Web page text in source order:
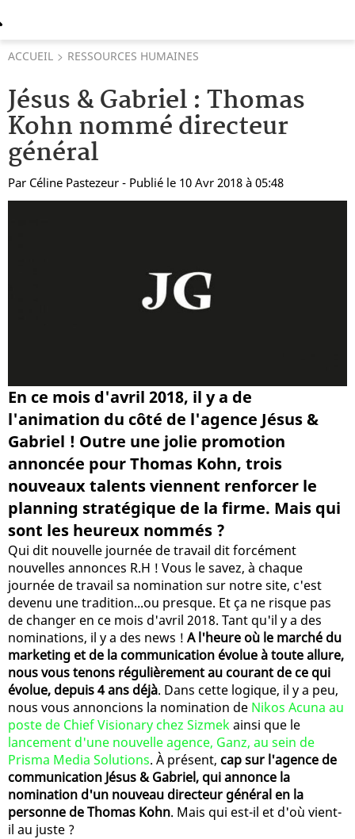
ACCUEIL RESSOURCES HUMAINES
Jésus & Gabriel : Thomas
Kohn nommé directeur
général
Par Céline Pastezeur - Publié le 10 Avr 2018 à 05:48
En ce mois d'avril 2018, il y a de
l'animation du côté de l'agence Jésus &
Gabriel ! Outre une jolie promotion
annoncée pour Thomas Kohn, trois
nouveaux talents viennent renforcer le
planning stratégique de la firme. Mais qui
sont les heureux nommés ?
Qui dit nouvelle journée de travail dit forcément
nouvelles annonces R.H ! Vous le savez, à chaque
journée de travail sa nomination sur notre site, c'est
devenu une tradition...ou presque. Et ça ne risque pas
de changer en ce mois d'avril 2018. Tant qu'il y a des
nominations, il y a des news ! A l'heure où le marché du
marketing et de la communication évolue à toute allure,
nous vous tenons régulièrement au courant de ce qui
évolue, depuis 4 ans déjà. Dans cette logique, il y a peu,
nous vous annoncions la nomination de Nikos Acuna au
poste de Chief Visionary chez Sizmekainsi que le
lancement d'une nouvelle agence, Ganz, au sein de
Prisma Media Solutions. À présent, cap sur l'agence de
communication Jésus & Gabriel, qui annonce la
nomination d'un nouveau directeur général en la
personne de Thomas Kohn. Mais qui est-il et d'où vient-
il au juste ?